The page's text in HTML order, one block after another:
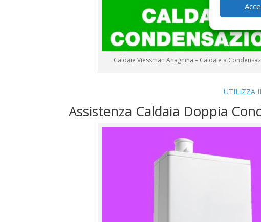
Caldaie Viessman Anagnina – Caldaie a
UTILIZZA
Assistenza Caldaia Doppia